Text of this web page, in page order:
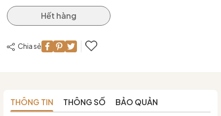
Hết hàng
Chia sẻ
THÔNG TIN THÔNG SỐ BẢO QUẢN